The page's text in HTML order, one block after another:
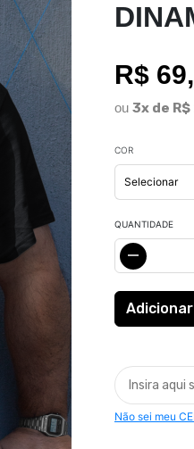
R$
ou 3x de
COR
QUANTIDADE
Não sei meu